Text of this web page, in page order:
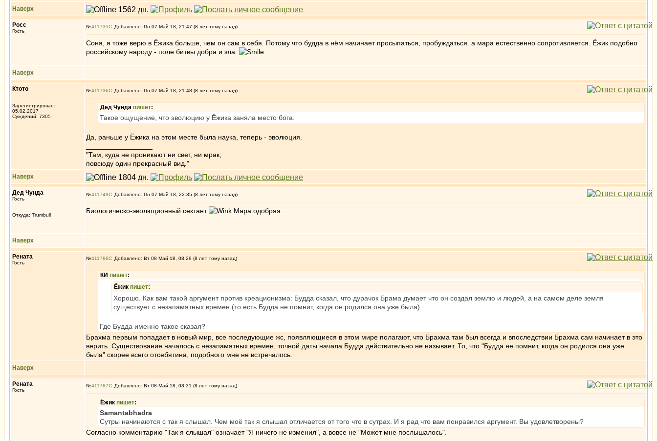
Наверх
Росс
Гость
№411735 Добавлено: Пн 07 Май 18, 21:47 (8 лет тому назад)
Соня, я тоже верю в Ёжика больше, чем он сам в себя. Потому что будда в нём начинает просыпаться, пробуждаться. а мара естественно сопротивляется. Ёжик подобно
российскому народу - поле битвы добра и зла.
Наверх
Ктото
Зарегистрирован:
05.02.2017
Суждений: 7305
№411736 Добавлено: Пн 07 Май 18, 21:48 (8 лет тому назад)
Дед Чунда пишет:
Такое ощущение, что эволюцию у Ёжика заняла место бога.
Да, раньше у Ёжика на этом месте была наука, теперь - эволюция.
"Там, куда не проникают ни свет, ни мрак,
повсюду один прекрасный вид."
Наверх
Дед Чунда
Гость
Откуда: Trumbull
№411749 Добавлено: Пн 07 Май 18, 22:35 (8 лет тому назад)
Биологическо-эволюционный сектант Мара одобряэ...
Наверх
Рената
Гость
№411786 Добавлено: Вт 08 Май 18, 08:29 (8 лет тому назад)
КИ пишет:
Ёжик пишет:
Хорошо. Как вам такой аргумент против креационизма: Будда сказал, что дурачок Брама думает что он создал землю и людей, а на самом деле земля
существует с незапамятных времен (то есть Будда не помнит, когда он родился она уже была).
Где Будда именно такое сказал?
Брахма первым попадает в новый мир, все последующие жс, появляющиеся в этом мире полагают, что Брахма там был всегда и впоследствии Брахма сам начинает в это
верить. Существование началось с незапамятных времен, точной даты начала Будда действительно не называет. То, что "Будда не помнит, когда он родился она уже
была" скорее всего отсебятина, подобного мне не встречалось.
Наверх
Рената
Гость
№411787 Добавлено: Вт 08 Май 18, 08:31 (8 лет тому назад)
Ёжик пишет:
Samantabhadra
Сутры начинаются с так я слышал. Чем моё так я слышал отличается от того что в сутрах. И я рад что вам понравился аргумент. Вы удовлетворены?
Согласно комментарию "Так я слышал" означает "Я ничего не изменил", а вовсе не "Может мне послышалось".